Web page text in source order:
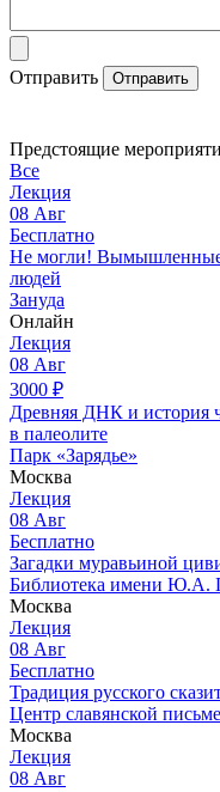
Отправить Отправить
Предстоящие
Все
Лекция
08 Авг
Бесплатно
Не могли! Вымышленные
людей
Зануда
Онлайн
Лекция
08 Авг
3000 ₽
Древняя ДНК и история
в палеолите
Парк «Зарядье»
Москва
Лекция
08 Авг
Бесплатно
Загадки муравьиной
Библиотека имени Ю.А.
Москва
Лекция
08 Авг
Бесплатно
Традиция русского
Центр славянской
Москва
Лекция
08 Авг